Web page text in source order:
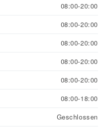
08:00-20:00
08:00-20:00
08:00-20:00
08:00-20:00
08:00-20:00
08:00-18:00
Geschlossen